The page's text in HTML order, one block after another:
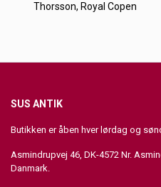
Thorsson, Royal Copen
SUS ANTIK
Butikken er åben hver lørdag og
Asmindrupvej 46, DK-4572 Nr.
Danmark.